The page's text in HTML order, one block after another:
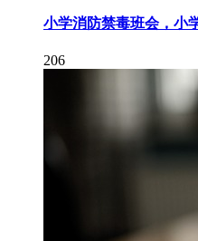
小学消防禁毒班会，小
206